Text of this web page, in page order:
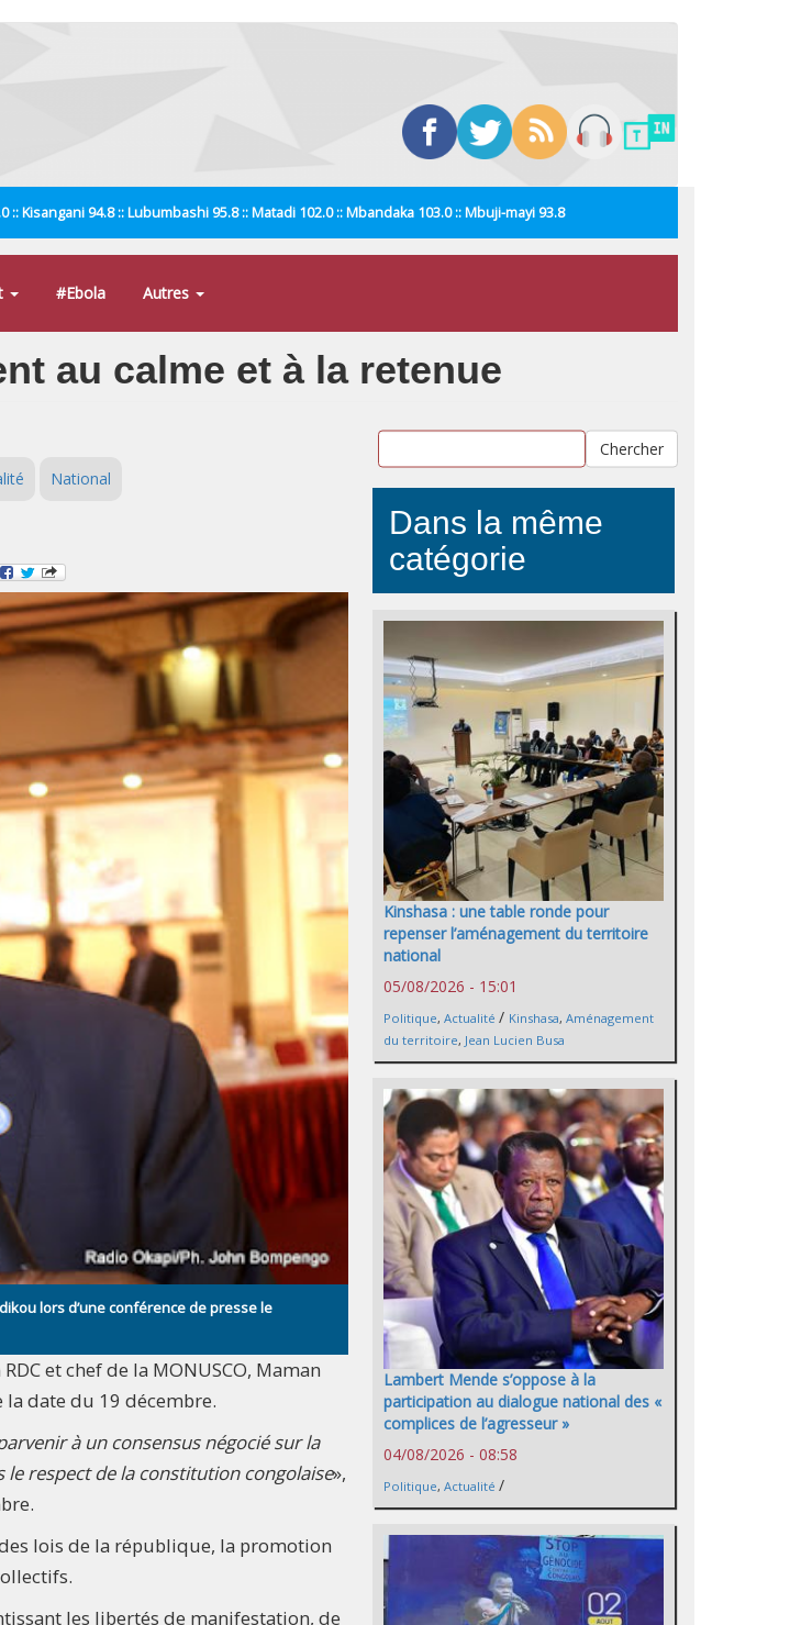
:: Kisangani 94.8 :: Lubumbashi 95.8 :: Matadi 102.0 :: Mbandaka 103.0 :: Mbuji-mayi 93.8
#Ebola Autres
au calme et à la retenue
National
lors d’une conférence de presse le
et chef de la MONUSCO, Maman
la date du 19 décembre.
à un consensus négocié sur la
respect de la constitution congolaise»,
lois de la république, la promotion
les libertés de manifestation, de
Chercher
Dans la même
catégorie
Kinshasa : une table ronde pour
repenser l’aménagement du territoire
national
05/08/2026 - 15:01
Politique, Actualité / Kinshasa, Aménagement
du territoire, Jean Lucien Busa
Lambert Mende s’oppose à la
participation au dialogue national des «
complices de l’agresseur »
04/08/2026 - 08:58
Politique, Actualité /